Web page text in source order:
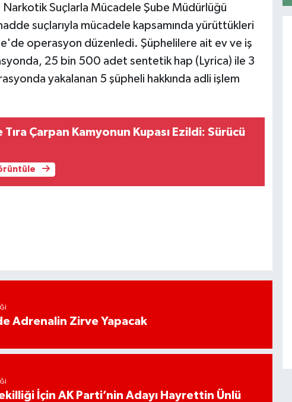
Narkotik Suçlarla Mücadele Şube Müdürlüğü
suçlarıyla mücadele kapsamında yürüttükleri
operasyon düzenledi. Şüphelilere ait ev ve iş
25 bin 500 adet sentetik hap (Lyrica) ile 3
yakalanan 5 şüpheli hakkında adli işlem
Tıra Çarpan Kamyonun Kupası Ezildi: Sürücü
Adrenalin Zirve Yapacak
İçin AK Parti’nin Adayı Hayrettin Ünlü